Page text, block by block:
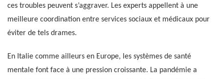
ces troubles peuvent s’aggraver. Les experts appellent à une
meilleure coordination entre services sociaux et médicaux pour
éviter de tels drames.
En Italie comme ailleurs en Europe, les systèmes de santé
mentale font face à une pression croissante. La pandémie a